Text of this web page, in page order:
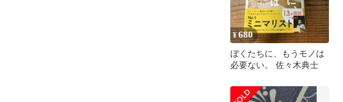
¥680
ぼくたちに、もうモノは
必要ない。 佐々木典士